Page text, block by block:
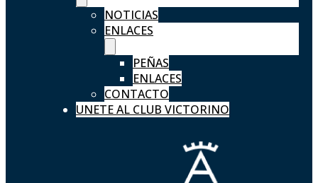
NOTICIAS
ENLACES
PEÑAS
ENLACES
CONTACTO
UNETE AL CLUB VICTORINO